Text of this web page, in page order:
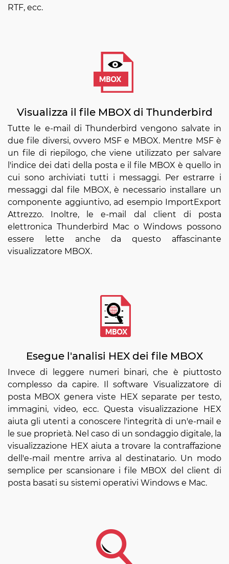
RTF, ecc.
Visualizza il file MBOX di Thunderbird
Tutte le e-mail di Thunderbird vengono salvate in
due file diversi, ovvero MSF e MBOX. Mentre MSF è
un file di riepilogo, che viene utilizzato per salvare
l'indice dei dati della posta e il file MBOX è quello in
cui sono archiviati tutti i messaggi. Per estrarre i
messaggi dal file MBOX, è necessario installare un
componente aggiuntivo, ad esempio ImportExport
Attrezzo. Inoltre, le e-mail dal client di posta
elettronica Thunderbird Mac o Windows possono
essere lette anche da questo affascinante
visualizzatore MBOX.
Esegue l'analisi HEX dei file MBOX
Invece di leggere numeri binari, che è piuttosto
complesso da capire. Il software Visualizzatore di
posta MBOX genera viste HEX separate per testo,
immagini, video, ecc. Questa visualizzazione HEX
aiuta gli utenti a conoscere l'integrità di un'e-mail e
le sue proprietà. Nel caso di un sondaggio digitale, la
visualizzazione HEX aiuta a trovare la contraffazione
dell'e-mail mentre arriva al destinatario. Un modo
semplice per scansionare i file MBOX del client di
posta basati su sistemi operativi Windows e Mac.